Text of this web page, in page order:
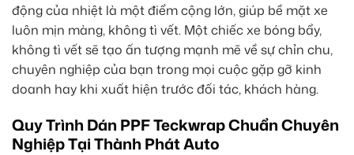
động của nhiệt là một điểm cộng lớn, giúp bề mặt xe
luôn mịn màng, không tì vết. Một chiếc xe bóng bẩy,
không tì vết sẽ tạo ấn tượng mạnh mẽ về sự chỉn chu,
chuyên nghiệp của bạn trong mọi cuộc gặp gỡ kinh
doanh hay khi xuất hiện trước đối tác, khách hàng.
Quy Trình Dán PPF Teckwrap Chuẩn Chuyên
Nghiệp Tại Thành Phát Auto